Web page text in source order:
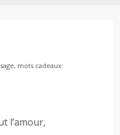
mots cadeaux
l’amour,